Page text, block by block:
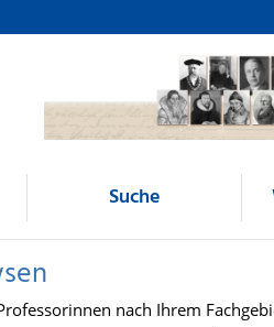
Suche
nach Ihrem